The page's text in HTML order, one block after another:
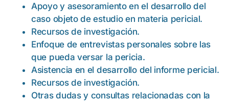
Apoyo y asesoramiento en el desarrollo del
caso objeto de estudio en materia pericial.
Recursos de investigación.
Enfoque de entrevistas personales sobre las
que pueda versar la pericia.
Asistencia en el desarrollo del informe pericial.
Recursos de investigación.
Otras dudas y consultas relacionadas con la